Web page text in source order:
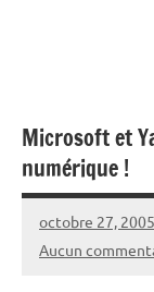
Microsoft et
numérique !
octobre 27, 2005
Aucun